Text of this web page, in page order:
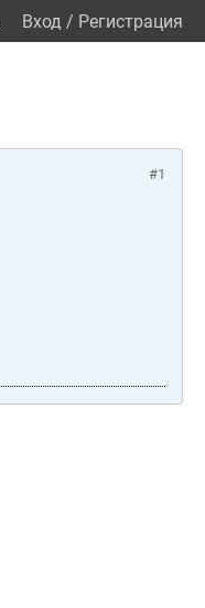
Вход / Регистрация
#1